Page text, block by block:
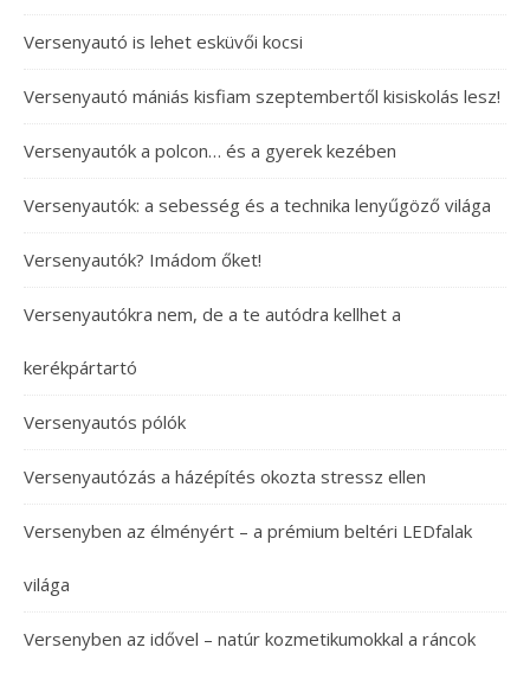
Versenyautó is lehet esküvői kocsi
Versenyautó mániás kisfiam szeptembertől kisiskolás lesz!
Versenyautók a polcon… és a gyerek kezében
Versenyautók: a sebesség és a technika lenyűgöző világa
Versenyautók? Imádom őket!
Versenyautókra nem, de a te autódra kellhet a
kerékpártartó
Versenyautós pólók
Versenyautózás a házépítés okozta stressz ellen
Versenyben az élményért – a prémium beltéri LEDfalak
világa
Versenyben az idővel – natúr kozmetikumokkal a ráncok